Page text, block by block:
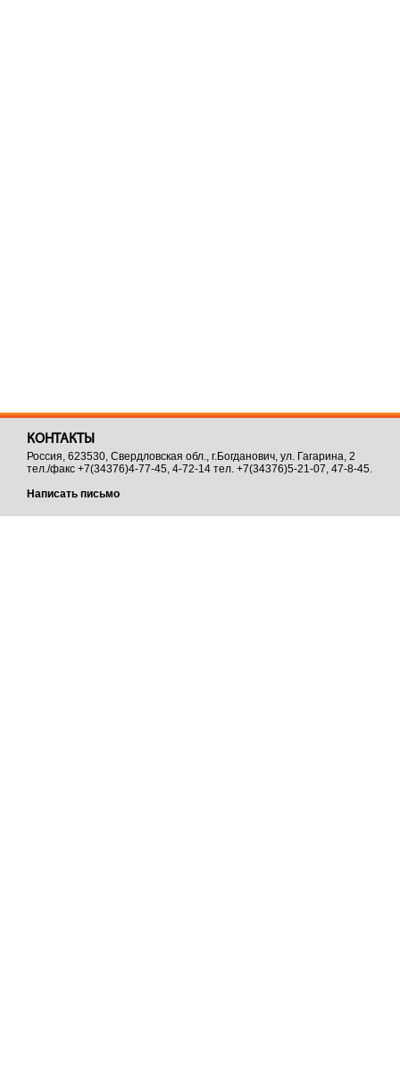
КОНТАКТЫ
Россия, 623530, Свердловская обл., г.Богданович, ул. Гагарина, 2
тел./факс +7(34376)4-77-45, 4-72-14 тел. +7(34376)5-21-07, 47-8-45.
Написать письмо